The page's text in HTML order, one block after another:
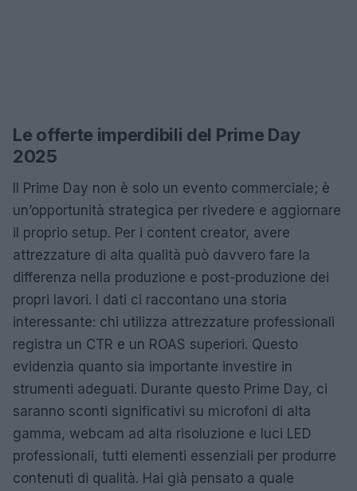
Le offerte imperdibili del Prime Day
2025
Il Prime Day non è solo un evento commerciale; è
un’opportunità strategica per rivedere e aggiornare
il proprio setup. Per i content creator, avere
attrezzature di alta qualità può davvero fare la
differenza nella produzione e post-produzione dei
propri lavori. I dati ci raccontano una storia
interessante: chi utilizza attrezzature professionali
registra un CTR e un ROAS superiori. Questo
evidenzia quanto sia importante investire in
strumenti adeguati. Durante questo Prime Day, ci
saranno sconti significativi su microfoni di alta
gamma, webcam ad alta risoluzione e luci LED
professionali, tutti elementi essenziali per produrre
contenuti di qualità. Hai già pensato a quale